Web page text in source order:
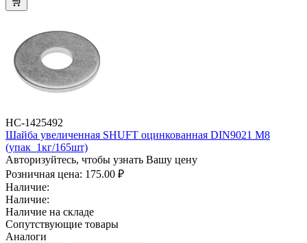
НС-1425492
Шайба увеличенная SHUFT оцинкованная DIN9021 M8
(упак_1кг/165шт)
Авторизуйтесь, чтобы узнать Вашу цену
Розничная цена: 175.00 ₽
Наличие:
Наличие:
Наличие на складе
Сопутствующие товары
Аналоги